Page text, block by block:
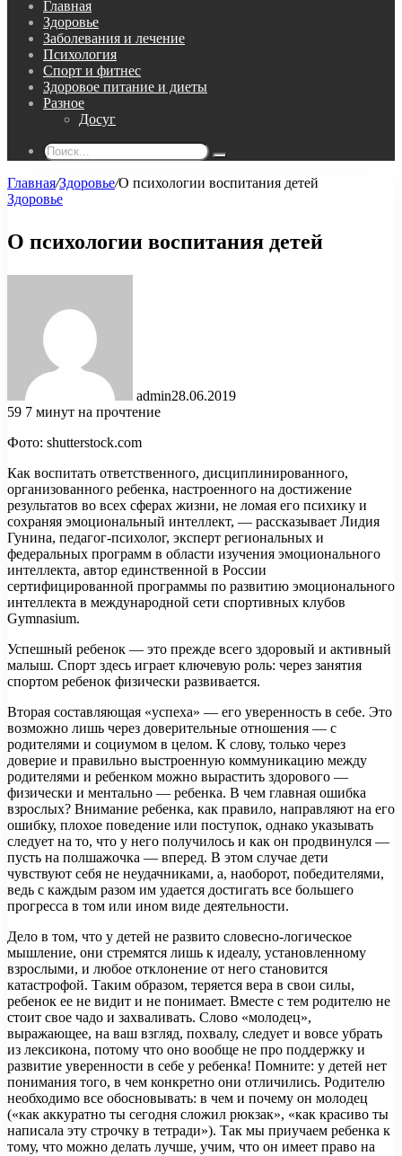
Главная
Здоровье
Заболевания и лечение
Психология
Спорт и фитнес
Здоровое питание и диеты
Разное
Досуг
Поиск...
Главная/Здоровье/О психологии воспитания детей
Здоровье
О психологии воспитания детей
admin28.06.2019
59 7 минут на прочтение
Фото: shutterstock.com
Как воспитать ответственного, дисциплинированного,
организованного ребенка, настроенного на достижение
результатов во всех сферах жизни, не ломая его психику и
сохраняя эмоциональный интеллект, — рассказывает Лидия
Гунина, педагог-психолог, эксперт региональных и
федеральных программ в области изучения эмоционального
интеллекта, автор единственной в России
сертифицированной программы по развитию эмоционального
интеллекта в международной сети спортивных клубов
Gymnasium.
Успешный ребенок — это прежде всего здоровый и активный
малыш. Спорт здесь играет ключевую роль: через занятия
спортом ребенок физически развивается.
Вторая составляющая «успеха» — его уверенность в себе. Это
возможно лишь через доверительные отношения — с
родителями и социумом в целом. К слову, только через
доверие и правильно выстроенную коммуникацию между
родителями и ребенком можно вырастить здорового —
физически и ментально — ребенка. В чем главная ошибка
взрослых? Внимание ребенка, как правило, направляют на его
ошибку, плохое поведение или поступок, однако указывать
следует на то, что у него получилось и как он продвинулся —
пусть на полшажочка — вперед. В этом случае дети
чувствуют себя не неудачниками, а, наоборот, победителями,
ведь с каждым разом им удается достигать все большего
прогресса в том или ином виде деятельности.
Дело в том, что у детей не развито словесно-логическое
мышление, они стремятся лишь к идеалу, установленному
взрослыми, и любое отклонение от него становится
катастрофой. Таким образом, теряется вера в свои силы,
ребенок ее не видит и не понимает. Вместе с тем родителю не
стоит свое чадо и захваливать. Слово «молодец»,
выражающее, на ваш взгляд, похвалу, следует и вовсе убрать
из лексикона, потому что оно вообще не про поддержку и
развитие уверенности в себе у ребенка! Помните: у детей нет
понимания того, в чем конкретно они отличились. Родителю
необходимо все обосновывать: в чем и почему он молодец
(«как аккуратно ты сегодня сложил рюкзак», «как красиво ты
написала эту строчку в тетради»). Так мы приучаем ребенка к
тому, что можно делать лучше, учим, что он имеет право на